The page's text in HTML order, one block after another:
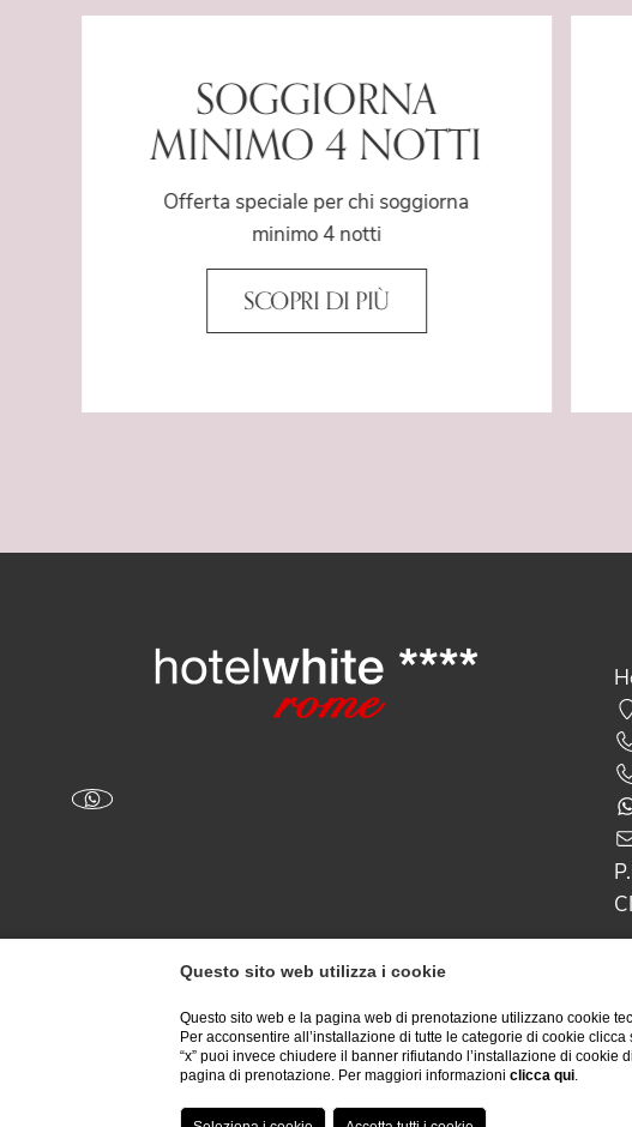
SOGGIORNA
MINIMO 4 NOTTI
Offerta speciale per chi soggiorna
minimo 4 notti
SCOPRI DI PIÙ
Questo sito web utilizza i cookie
Questo sito web e la pagina web di prenotazione utilizzano cookie
Per acconsentire all’installazione di tutte le categorie di cookie
“x” puoi invece chiudere il banner rifiutando l’installazione di
pagina di prenotazione. Per maggiori informazioniclicca qui.